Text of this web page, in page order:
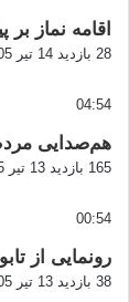
اقامه نماز
28 بازدید 14 تیر 1405
04:54
هم‌صدایی
165 بازدید 13 تیر 1405
00:54
رونمایی از
38 بازدید 13 تیر 1405